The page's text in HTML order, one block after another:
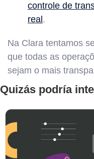
controle de
real .
Na Clara tentamos
que todas as
sejam o mais
Quizás podría